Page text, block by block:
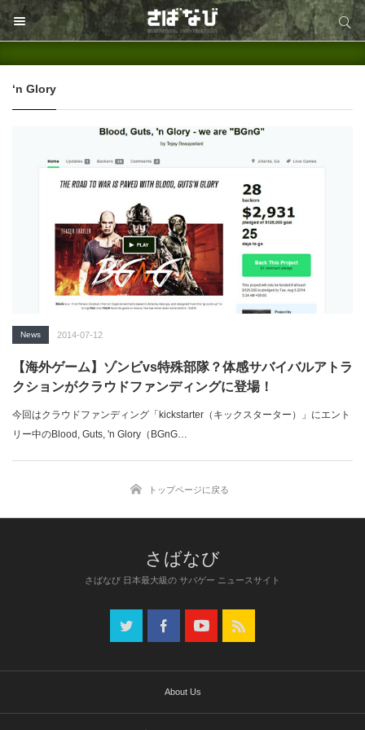
サイト内検索
‘n Glory
News 2014-07-12
【海外ゲーム】ゾンビvs特殊部隊？体感サバイバルアトラ
クションがクラウドファンディングに登場！
今回はクラウドファンディング「kickstarter（キックスターター）」にエント
リー中のBlood, Guts, 'n Glory（BGnG…
トップページに戻る
さばなび 日本最大級の サバゲー ニュースサイト
About Us
サイト内検索